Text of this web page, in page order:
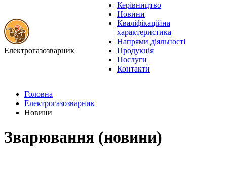
Електрогазозварник
Керівництво
Новини
Кваліфікаційна
характеристика
Напрями діяльності
Продукція
Послуги
Контакти
Головна
Електрогазозварник
Новини
Зварювання (новини)